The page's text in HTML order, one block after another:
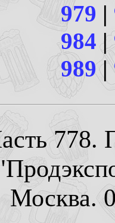
979 |
984 |
989|
778.
Москва.